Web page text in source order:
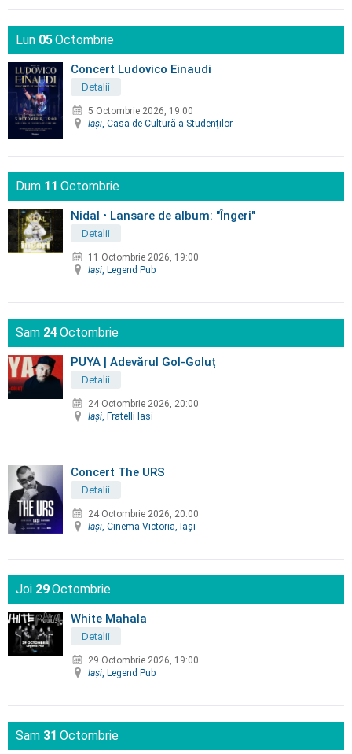
Lun 05Octombrie
Concert Ludovico Einaudi
Detalii
5 Octombrie 2026, 19:00
Iaşi , Casa de Cultură a Studenţilor
Dum 11 Octombrie
Nidal • Lansare de album: "Îngeri"
Detalii
11 Octombrie 2026, 19:00
Iaşi , Legend Pub
Sam 24Octombrie
PUYA | Adevărul Gol-Goluț
Detalii
24 Octombrie 2026, 20:00
Iaşi , Fratelli Iasi
Concert The URS
Detalii
24 Octombrie 2026, 20:00
Iaşi , Cinema Victoria, Iaşi
Joi 29Octombrie
White Mahala
Detalii
29 Octombrie 2026, 19:00
Iaşi , Legend Pub
Sam 31 Octombrie